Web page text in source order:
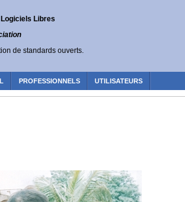
Libres
de standards ouverts.
PROFESSIONNELS UTILISATEURS